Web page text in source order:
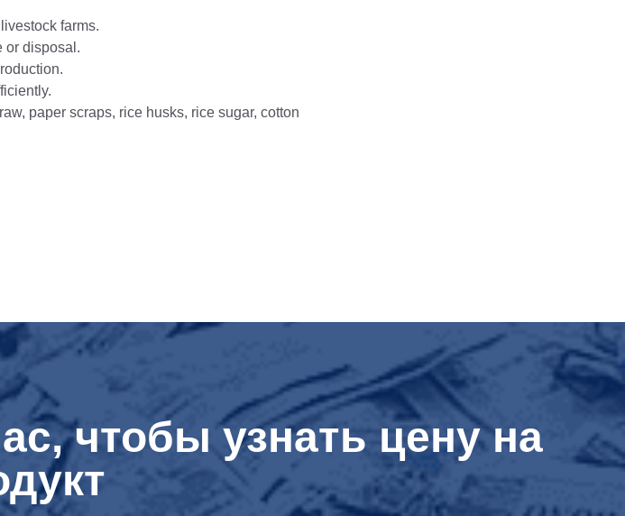
farms.
or disposal.
paper scraps, rice husks, rice sugar, cotton
чтобы узнать цену на